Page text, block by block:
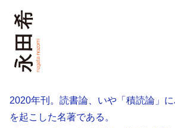
2020年刊。読書論、いや「積読論」
を起こした名著である。